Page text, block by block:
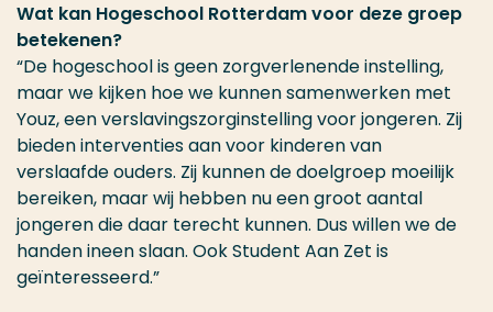
Wat kan Hogeschool Rotterdam voor deze groep
betekenen?
“De hogeschool is geen zorgverlenende instelling,
maar we kijken hoe we kunnen samenwerken met
Youz, een verslavingszorginstelling voor jongeren. Zij
bieden interventies aan voor kinderen van
verslaafde ouders. Zij kunnen de doelgroep moeilijk
bereiken, maar wij hebben nu een groot aantal
jongeren die daar terecht kunnen. Dus willen we de
handen ineen slaan. Ook Student Aan Zet is
geïnteresseerd.”